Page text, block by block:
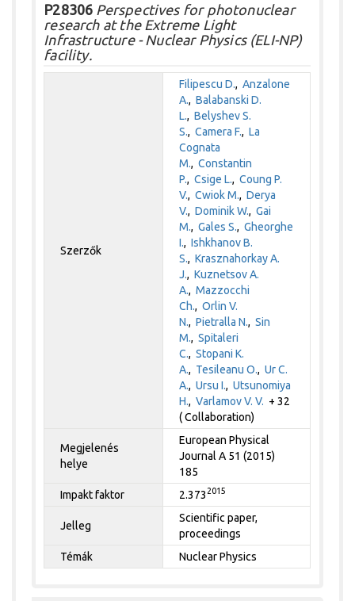
P28306 Perspectives for photonuclear
research at the Extreme Light
Infrastructure - Nuclear Physics (ELI-NP)
facility.
Szerzők
Filipescu D.,Anzalone
A.,Balabanski D.
L.,Belyshev S.
S.,Camera F.,La
Cognata
M.,Constantin
P.,Csige L.,Coung P.
V.,Cwiok M.,Derya
V.,Dominik W.,Gai
M.,Gales S.,Gheorghe
I.,Ishkhanov B.
S.,Krasznahorkay A.
J.,Kuznetsov A.
A.,Mazzocchi
Ch.,Orlin V.
N.,Pietralla N.,Sin
M.,Spitaleri
C.,Stopani K.
A., Tesileanu O.,Ur C.
A.,Ursu I.,Utsunomiya
H.,Varlamov V. V. + 32
( Collaboration)
Megjelenés
helye
European Physical
Journal A 51 (2015)
185
Impakt faktor
2.373 2015
Jelleg
Scientific paper,
proceedings
Témák
Nuclear Physics